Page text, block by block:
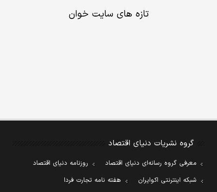
تازه های سایت خوان
گروه نشریات دنیای اقتصاد
معرفی گروه رسانه‌ای دنیای اقتصاد
روزنامه دنیای اقتصاد
شبکه اینترنتی اکوایران
هفته نامه تجارت فردا